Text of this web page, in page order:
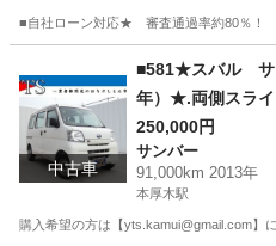
■自社ローン対応★ 審査通過率約80％！
本厚木駅 ヴ
中古車
■581★スバル
年）★.両側スラ
★ヘッドライト★
コン★ドアバイザ
オーディオ★自
250,000円
サンバー
91,000km 2013年
本厚木駅
購入希望の方は【yts.kamui@gmail.com